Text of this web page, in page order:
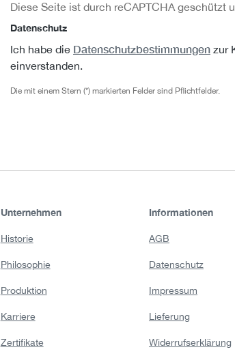
Diese Seite ist durch reCAPTCHA geschützt
Datenschutz
Ich habe die Datenschutzbestimmungen zur
einverstanden.
Die mit einem Stern (*) markierten Felder sind Pflichtfelder.
Unternehmen
Historie
Philosophie
Produktion
Karriere
Zertifikate
Informationen
AGB
Datenschutz
Impressum
Lieferung
Widerrufserklärung